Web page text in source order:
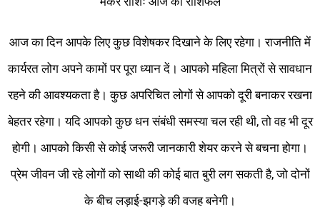
आज का दिन आपके लिए कुछ विशेषकर दिखाने के लिए रहेगा। राजनीति में
कार्यरत लोग अपने कामों पर पूरा ध्यान दें। आपको महिला मित्रों से सावधान
रहने की आवश्यकता है। कुछ अपरिचित लोगों से आपको दूरी बनाकर रखना
बेहतर रहेगा। यदि आपको कुछ धन संबंधी समस्या चल रही थी, तो वह भी दूर
होगी। आपको किसी से कोई जरूरी जानकारी शेयर करने से बचना होगा।
प्रेम जीवन जी रहे लोगों को साथी की कोई बात बुरी लग सकती है, जो दोनों
के बीच लड़ाई-झगड़े की वजह बनेगी।